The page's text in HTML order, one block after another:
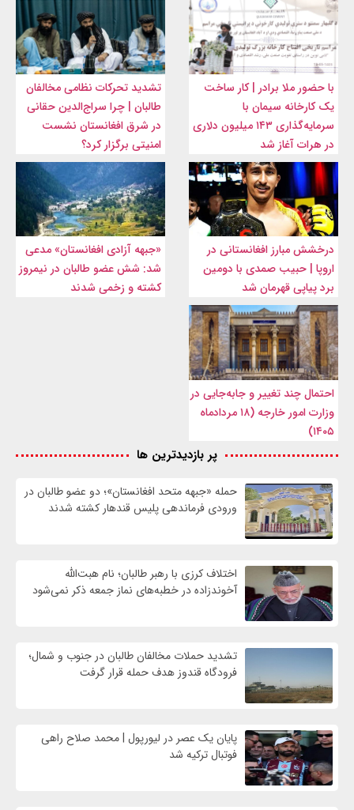
با حضور ملا برادر | کار ساخت
یک کارخانه سیمان با
سرمایه‌گذاری ۱۴۳ میلیون دلاری
در هرات آغاز شد
تشدید تحرکات نظامی مخالفان
طالبان | چرا سراج‌الدین حقانی
در شرق افغانستان نشست
امنیتی برگزار کرد؟
درخشش مبارز افغانستانی در
اروپا | حبیب صمدی با دومین
برد پیاپی قهرمان شد
«جبهه آزادی افغانستان» مدعی
شد: شش عضو طالبان در نیمروز
کشته و زخمی شدند
احتمال چند تغییر و جابه‌جایی در
وزارت امور خارجه (۱۸ مردادماه
۱۴۰۵)
پر بازدیدترین ها
حمله «جبهه متحد افغانستان»؛ دو عضو طالبان در
ورودی فرماندهی پلیس قندهار کشته شدند
اختلاف کرزی با رهبر طالبان؛ نام هبت‌الله
آخوندزاده در خطبه‌های نماز جمعه ذکر نمی‌شود
تشدید حملات مخالفان طالبان در جنوب و شمال؛
فرودگاه قندوز هدف حمله قرار گرفت
پایان یک عصر در لیورپول | محمد صلاح راهی
فوتبال ترکیه شد